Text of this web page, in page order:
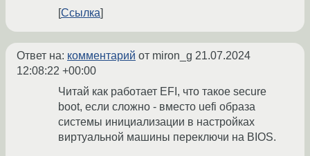
Ссылка
Ответ на: комментарий от miron_g 21.07.2024
12:08:22 +00:00
Читай как работает EFI, что такое secure
boot, если сложно - вместо uefi образа
системы инициализации в настройках
виртуальной машины переключи на BIOS.